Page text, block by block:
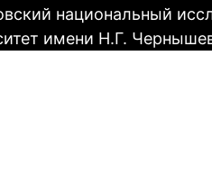
национальный
имени Н.Г.